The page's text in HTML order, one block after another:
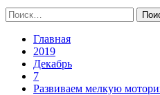
Найти:
Главная
2019
Декабрь
7
Развиваем мелкую